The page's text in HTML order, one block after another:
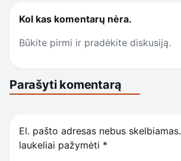
Kol kas komentarų nėra.
Būkite pirmi ir pradėkite diskusiją.
Parašyti komentarą
El. pašto adresas nebus skelbiamas.
laukeliai pažymėti *